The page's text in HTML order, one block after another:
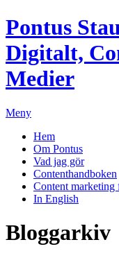
Pontus
Digitalt,
Medier
Meny
Hem
Om Pontus
Vad jag gör
Contenthandboken
Content marketing
In English
Bloggarkiv